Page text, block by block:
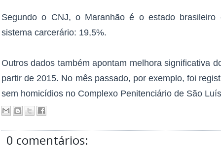
Segundo o CNJ, o Maranhão é o estado
sistema carcerário: 19,5%.
Outros dados também apontam melhora significativa
partir de 2015. No mês passado, por exemplo, foi
sem homicídios no Complexo Penitenciário de São
0 comentários: